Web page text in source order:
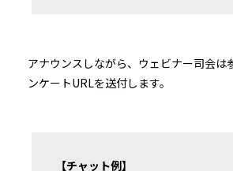
アナウンスしながら、ウェビナー司会は
ンケートURLを送付します。
【チャット例】